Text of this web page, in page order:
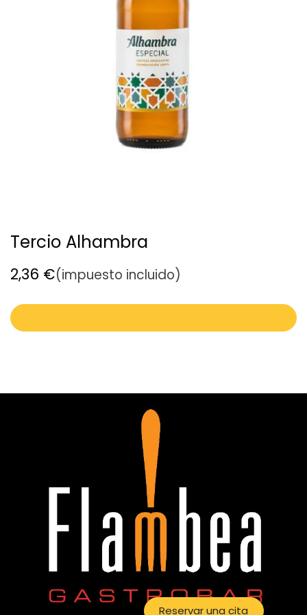
Tercio Alhambra
2,36 €(impuesto incluido)
Reservar una cita